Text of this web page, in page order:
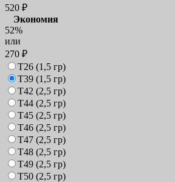
520 ₽
Экономия
52%
или
270 ₽
Т26 (1,5 гр)
Т39 (1,5 гр)
Т42 (2,5 гр)
Т44 (2,5 гр)
Т45 (2,5 гр)
Т46 (2,5 гр)
Т47 (2,5 гр)
Т48 (2,5 гр)
Т49 (2,5 гр)
Т50 (2,5 гр)